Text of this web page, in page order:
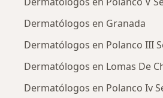
Dermatólogos en Granada
Dermatólogos en Polanco III
Dermatólogos en Lomas De
Dermatólogos en Polanco Iv